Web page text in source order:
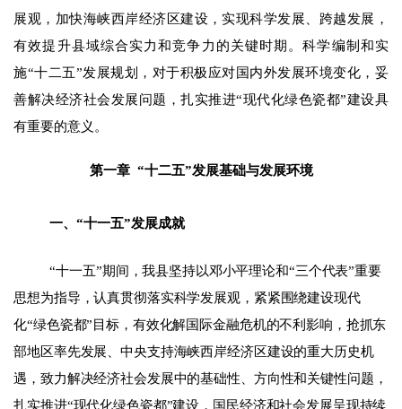
展观，加快海峡西岸经济区建设，实现科学发展、跨越发展，
有效提升县域综合实力和竞争力的关键时期 。科学编制和实
施“十二五”发展规划，对于积极应对国内外发展环境变化，妥
善解决经济社会发展问题，扎实推进“现代化绿色瓷都”建设具
有重要的意义。
第一章 “十二五”发展基础与发展环境
一、“十一五”发展成就
“十一五”期间，我县坚持以邓小平理论和“三个代表”重要
思想为指导，认真贯彻落实科学发展观，紧紧围绕建设现代
化“绿色瓷都”目标， 有效化解国际金融危机的不利影响，抢抓东
部地区率先发展、中央支持海峡西岸经济区建设的重大历史机
遇，致力解决经济社会发展中的基础性、方向性和关键性问题，
扎实推进“现代化绿色瓷都”建设， 国民经济和社会发展呈现持续